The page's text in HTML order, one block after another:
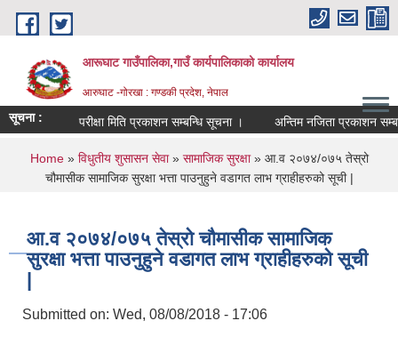
Skip to main content
आरूघाट गाउँपालिका,गाउँ कार्यपालिकाको कार्यालय
आरुघाट -गोरखा : गण्डकी प्रदेश, नेपाल
सूचना :परीक्षा मिति प्रकाशन सम्बन्धि सूचना । अन्तिम नजिता प्रकाशन सम्बन्धि
You are here
Home» विधुतीय शुसासन सेवा» सामाजिक सुरक्षा» आ.व २०७४/०७५ तेस्रो
चौमासीक सामाजिक सुरक्षा भत्ता पाउनुहुने वडागत लाभ ग्राहीहरुको सूची |
आ.व २०७४/०७५ तेस्रो चौमासीक सामाजिक
सुरक्षा भत्ता पाउनुहुने वडागत लाभ ग्राहीहरुको सूची
Submitted on: Wed, 08/08/2018 - 17:06